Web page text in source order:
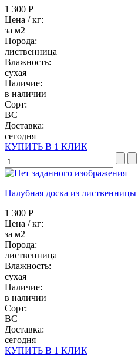
1 300 Р
Цена / кг:
за м2
Порода:
лиственница
Влажность:
сухая
Наличие:
в наличии
Сорт:
BC
Доставка:
сегодня
КУПИТЬ В 1 КЛИК
Палубная доска из
1 300 Р
Цена / кг:
за м2
Порода:
лиственница
Влажность:
сухая
Наличие:
в наличии
Сорт:
BC
Доставка:
сегодня
КУПИТЬ В 1 КЛИК